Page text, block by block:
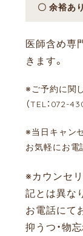
〇 余裕あり
医師含め専
きます。
※ご予約に関
（TEL：072-
※当日キャン
お気軽にお電
※カウンセ
記とは異な
お電話にて
抑うつ・物